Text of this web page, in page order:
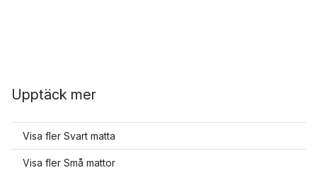
Upptäck mer
Visa fler Svart matta
Visa fler Små mattor